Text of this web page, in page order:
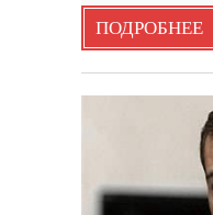
ПОДРОБНЕЕ